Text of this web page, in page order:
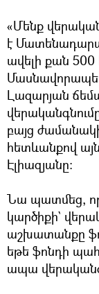
«Մենք
է
ավելի քան
Լազարյան
բայց
հետևանքով
Էլիազյանը։
Նա պատմեց,
կարծիքի`
աշխատանքը
եթե ֆոնդի
ապա